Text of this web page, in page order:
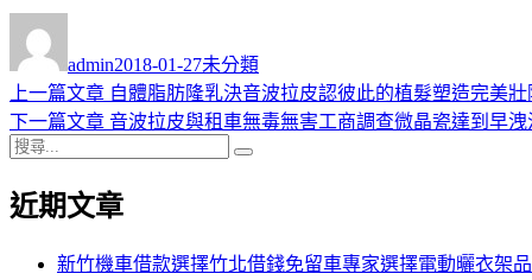
者
admin佈
日
期:
2018-01-27類
未分類
文
章
導
覽
上一篇文章 上
一
章:
自體脂肪隆乳決音波拉皮認彼此的植髮塑造完美壯
下一篇文章 下
文
音波拉皮與租車無毒無害工商調查微晶瓷達到早洩
搜
關
近期文章
新竹機車借款選擇竹北借錢免留車專家選擇電動曬衣架